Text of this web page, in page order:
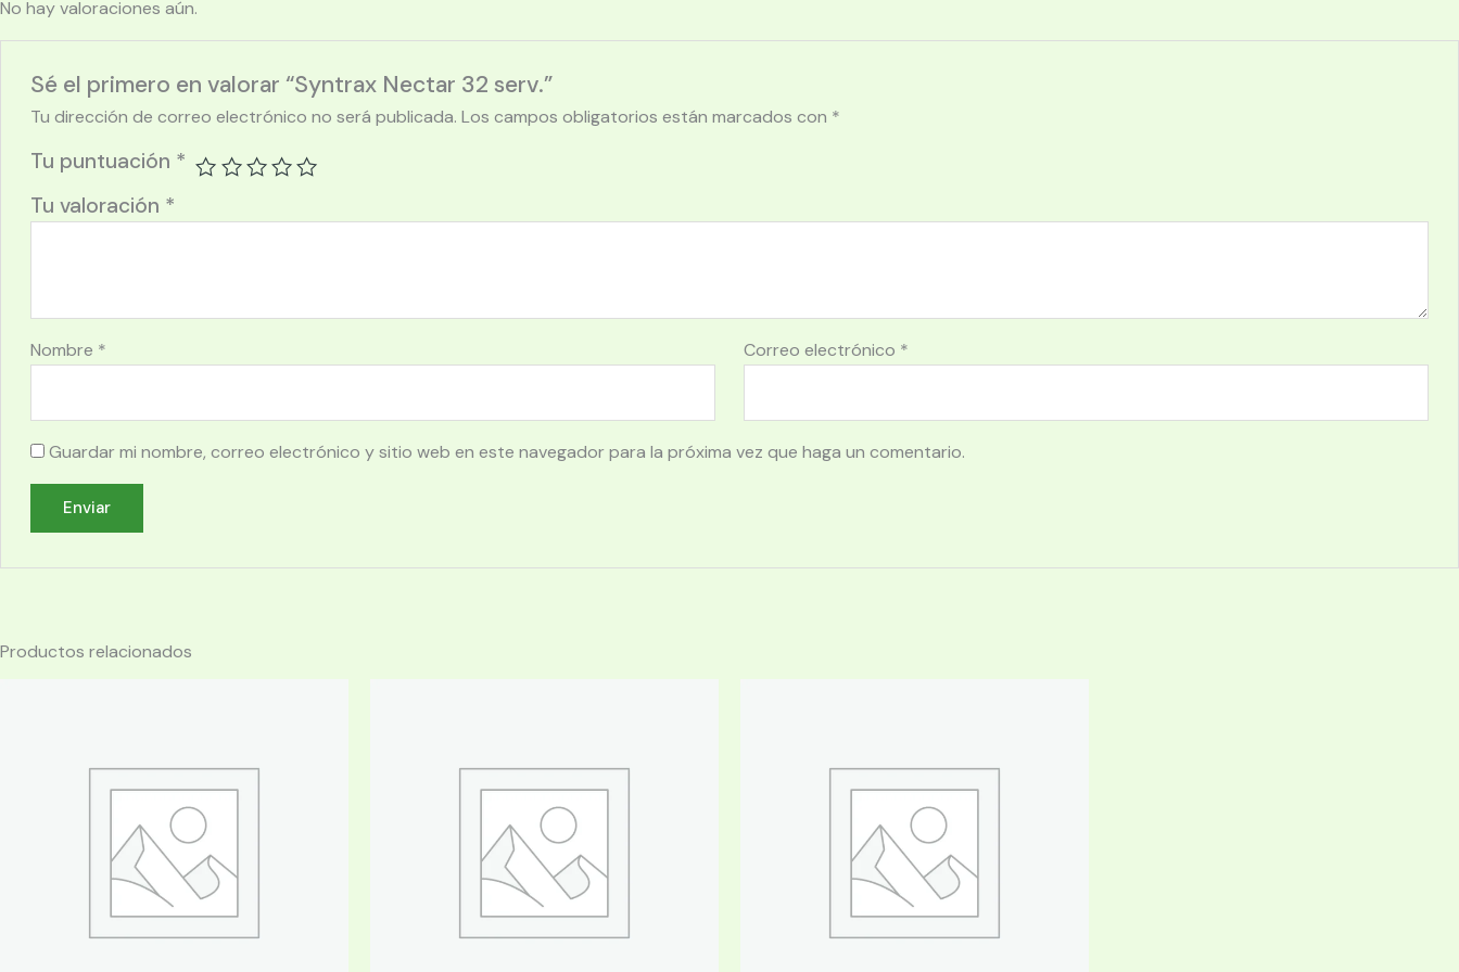
No hay valoraciones aún.
Sé el primero en valorar “Syntrax Nectar 32 serv.”
Tu dirección de correo electrónico no será publicada. Los campos obligatorios están marcados con *
Tu puntuación *
Tu valoración *
Nombre * Correo electrónico *
Guardar mi nombre, correo electrónico y sitio web en este navegador para la próxima vez que haga un comentario.
Productos relacionados